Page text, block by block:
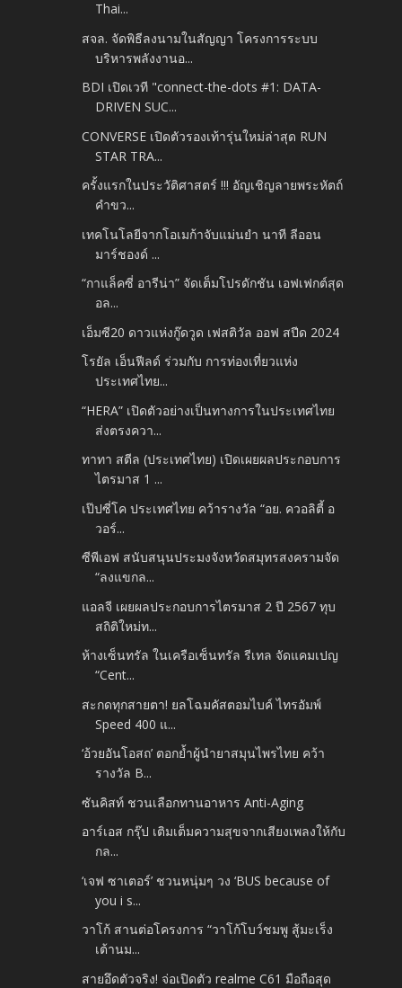
Thai...
สจล. จัดพิธีลงนามในสัญญา โครงการระบบ
บริหารพลังงานอ...
BDI เปิดเวที "connect-the-dots #1: DATA-
DRIVEN SUC...
CONVERSE เปิดตัวรองเท้ารุ่นใหม่ล่าสุด RUN
STAR TRA...
ครั้งแรกในประวัติศาสตร์ !!! อัญเชิญลายพระหัตถ์
คำขว...
เทคโนโลยีจากโอเมก้าจับแม่นยำ นาที ลีออน
มาร์ชองด์ ...
“กาแล็คซี่ อารีน่า” จัดเต็มโปรดักชัน เอฟเฟกต์สุด
อล...
เอ็มซี20 ดาวแห่งกู๊ดวูด เฟสติวัล ออฟ สปีด 2024
โรยัล เอ็นฟีลด์ ร่วมกับ การท่องเที่ยวแห่ง
ประเทศไทย...
“HERA” เปิดตัวอย่างเป็นทางการในประเทศไทย
ส่งตรงควา...
ทาทา สตีล (ประเทศไทย) เปิดเผยผลประกอบการ
ไตรมาส 1 ...
เป๊ปซี่โค ประเทศไทย คว้ารางวัล “อย. ควอลิตี้ อ
วอร์...
ซีพีเอฟ สนับสนุนประมงจังหวัดสมุทรสงครามจัด
“ลงแขกล...
แอลจี เผยผลประกอบการไตรมาส 2 ปี 2567 ทุบ
สถิติใหม่ท...
ห้างเซ็นทรัล ในเครือเซ็นทรัล รีเทล จัดแคมเปญ
“Cent...
สะกดทุกสายตา! ยลโฉมคัสตอมไบค์ ไทรอัมพ์
Speed 400 แ...
‘อ้วยอันโอสถ’ ตอกย้ำผู้นำยาสมุนไพรไทย คว้า
รางวัล B...
ซันคิสท์ ชวนเลือกทานอาหาร Anti-Aging
อาร์เอส กรุ๊ป เติมเต็มความสุขจากเสียงเพลงให้กับ
กล...
‘เจฟ ซาเตอร์’ ชวนหนุ่มๆ วง ‘BUS because of
you i s...
วาโก้ สานต่อโครงการ “วาโก้โบว์ชมพู สู้มะเร็ง
เต้านม...
สายอึดตัวจริง! จ่อเปิดตัว realme C61 มือถือสุด